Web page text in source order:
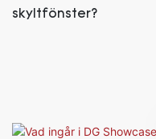
skyltfönster?